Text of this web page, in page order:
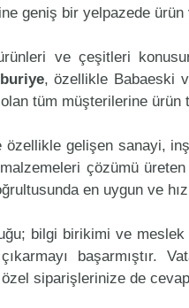
geniş bir yelpazede
ve çeşitleri
, özellikle Babaeski
tüm müşterilerine ürün
özellikle gelişen sanayi,
çözümü
en uygun ve
bilgi birikimi ve
başarmıştır.
siparişlerinize de